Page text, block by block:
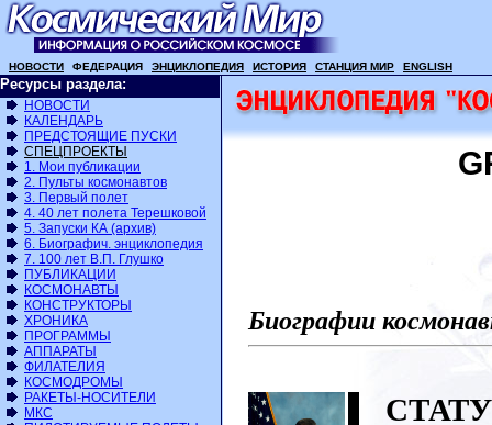
НОВОСТИ ФЕДЕРАЦИЯ ЭНЦИКЛОПЕДИЯ ИСТОРИЯ СТАНЦИЯ МИР ENGLISH
Ресурсы раздела:
НОВОСТИ
КАЛЕНДАРЬ
ПРЕДСТОЯЩИЕ ПУСКИ
СПЕЦПРОЕКТЫ
1. Мои публикации
2. Пульты космонавтов
3. Первый полет
4. 40 лет полета Терешковой
5. Запуски КА (архив)
6. Биографич. энциклопедия
7. 100 лет В.П. Глушко
ПУБЛИКАЦИИ
КОСМОНАВТЫ
КОНСТРУКТОРЫ
ХРОНИКА
ПРОГРАММЫ
АППАРАТЫ
ФИЛАТЕЛИЯ
КОСМОДРОМЫ
РАКЕТЫ-НОСИТЕЛИ
МКС
Биографии